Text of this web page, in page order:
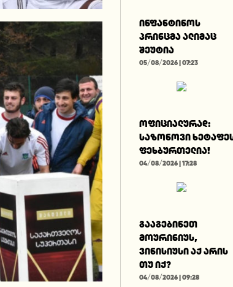
ინფანტინოს
პრინცმა ალიმაც
შეუტია
05/08/2026 | 07:23
ოფიციალურად:
საზონოვი
ფეხბურთელია!
04/08/2026 | 17:28
გააგებინეთ
მოურინიუს,
ვინისიუსი აქ არის
თუ იქ?
04/08/2026 | 09:28